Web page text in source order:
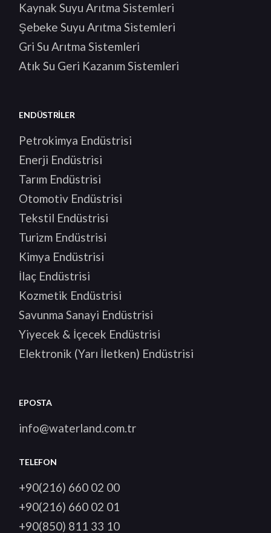
Kaynak Suyu Arıtma Sistemleri
Şebeke Suyu Arıtma Sistemleri
Gri Su Arıtma Sistemleri
Atık Su Geri Kazanım Sistemleri
ENDÜSTRILER
Petrokimya Endüstrisi
Enerji Endüstrisi
Tarım Endüstrisi
Otomotiv Endüstrisi
Tekstil Endüstrisi
Turizm Endüstrisi
Kimya Endüstrisi
İlaç Endüstrisi
Kozmetik Endüstrisi
Savunma Sanayi Endüstrisi
Yiyecek & İçecek Endüstrisi
Elektronik (Yarı İletken) Endüstrisi
EPOSTA
info@waterland.com.tr
TELEFON
+90(216) 660 02 00
+90(216) 660 02 01
+90(850) 811 33 10